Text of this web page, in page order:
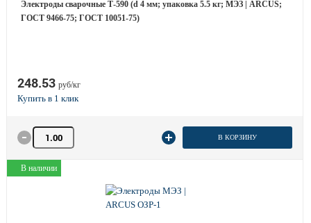
Электроды сварочные Т-590 (d 4 мм; упаковка 5.5 кг; МЭЗ | ARCUS;
ГОСТ 9466-75; ГОСТ 10051-75)
248.53 руб/кг
Количество товара В КОРЗИНУ
В наличии